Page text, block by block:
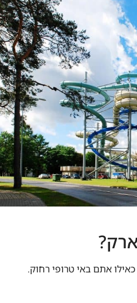
אתם באי טרופי רחוק.